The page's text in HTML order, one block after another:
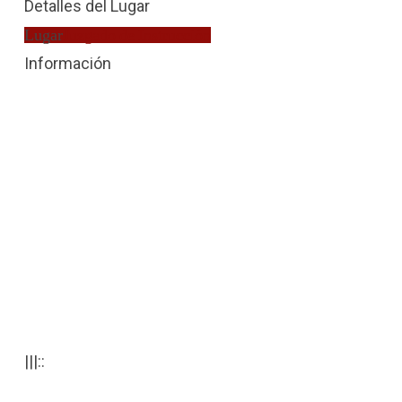
Detalles del Lugar
LugarJuzgado de Instrucción
Información
|||::